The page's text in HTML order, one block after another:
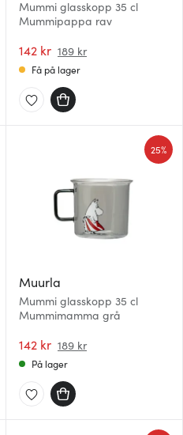
Mummi glasskopp 35 cl
Mummipappa rav
142 kr 189 kr
Få på lager
Muurla
Mummi glasskopp 35 cl
Mummimamma grå
142 kr 189 kr
25%
På lager